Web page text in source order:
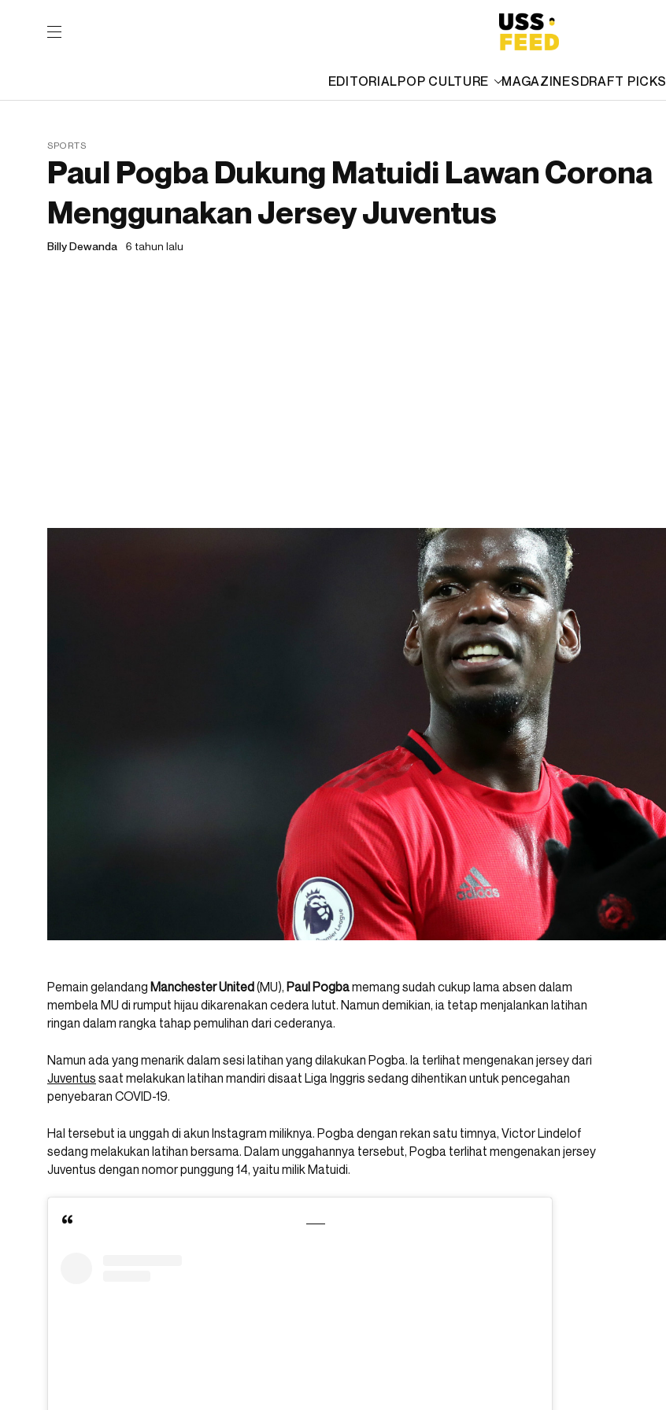
EDITORIALPOP CULTURE MAGAZINESDRAFT PICKS
SPORTS
Paul Pogba Dukung Matuidi Lawan Corona
Menggunakan Jersey Juventus
Billy Dewanda 6 tahun lalu
Pemain gelandang Manchester United(MU), Paul Pogbamemang sudah cukup lama absen dalam
membela MU di rumput hijau dikarenakan cedera lutut. Namun demikian, ia tetap menjalankan latihan
ringan dalam rangka tahap pemulihan dari cederanya.
Namun ada yang menarik dalam sesi latihan yang dilakukan Pogba. Ia terlihat mengenakan jersey dari
Juventus saat melakukan latihan mandiri disaat Liga Inggris sedang dihentikan untuk pencegahan
penyebaran COVID-19.
Hal tersebut ia unggah di akun Instagram miliknya. Pogba dengan rekan satu timnya, Victor Lindelof
sedang melakukan latihan bersama. Dalam unggahannya tersebut, Pogba terlihat mengenakan jersey
Juventus dengan nomor punggung 14, yaitu milik Matuidi.